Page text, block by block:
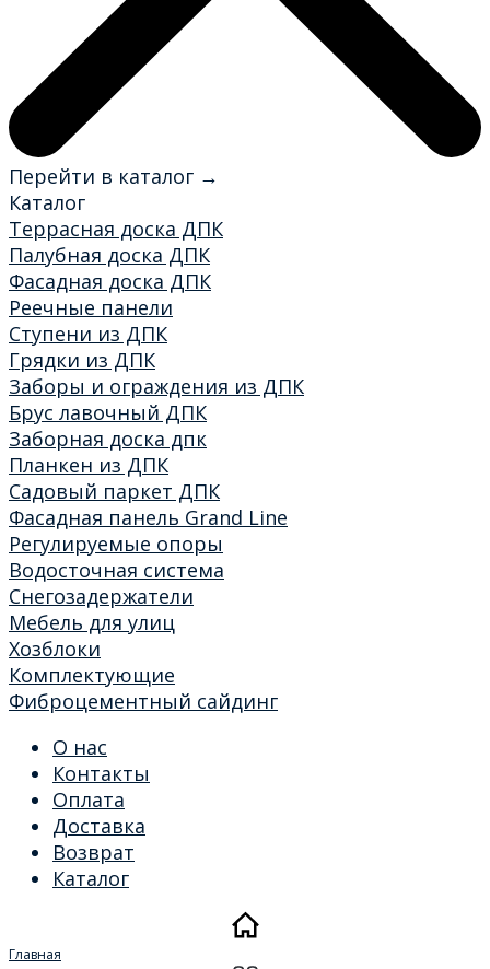
Перейти в каталог →
Каталог
Террасная доска ДПК
Палубная доска ДПК
Фасадная доска ДПК
Реечные панели
Ступени из ДПК
Грядки из ДПК
Заборы и ограждения из ДПК
Брус лавочный ДПК
Заборная доска дпк
Планкен из ДПК
Садовый паркет ДПК
Фасадная панель Grand Line
Регулируемые опоры
Водосточная система
Снегозадержатели
Мебель для улиц
Хозблоки
Комплектующие
Фиброцементный сайдинг
О нас
Контакты
Оплата
Доставка
Возврат
Каталог
Главная